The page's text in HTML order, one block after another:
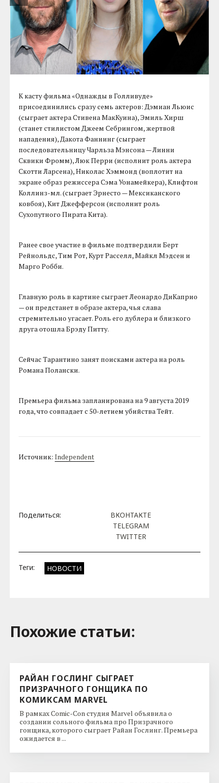
К касту фильма «Однажды в Голливуде»
присоединились сразу семь актеров: Дэмиан Льюис
(сыграет актера Стивена МакКуина), Эмиль Хирш
(станет стилистом Джеем Себрингом, жертвой
нападения), Дакота Фаннинг (сыграет
последовательницу Чарльза Мэнсона — Линни
Сквики Фромм), Люк Перри (исполнит роль актера
Скотти Ларсена), Николас Хэммонд (воплотит на
экране образ режиссера Сэма Уонамейкера), Клифтон
Коллинз-мл. (сыграет Эрнесто — Мексиканского
ковбоя), Кит Джефферсон (исполнит роль
Сухопутного Пирата Кита).
Ранее свое участие в фильме подтвердили Берт
Рейнольдс, Тим Рот, Курт Расселл, Майкл Мэдсен и
Марго Робби.
Главную роль в картине сыграет Леонардо ДиКаприо
— он предстанет в образе актера, чья слава
стремительно угасает. Роль его дублера и близкого
друга отошла Брэду Питту.
Сейчас Тарантино занят поисками актера на роль
Романа Полански.
Премьера фильма запланирована на 9 августа 2019
года, что совпадает с 50-летием убийства Тейт.
Источник:Independent
Поделиться:
ВКОНТАКТЕ
TELEGRAM
TWITTER
Теги: НОВОСТИ
Похожие cтатьи:
РАЙАН ГОСЛИНГ СЫГРАЕТ
ПРИЗРАЧНОГО ГОНЩИКА ПО
КОМИКСАМ MARVEL
В рамках Comic-Con студия Marvel объявила о
создании сольного фильма про Призрачного
гонщика, которого сыграет Райан Гослинг. Премьера
ожидается в ...